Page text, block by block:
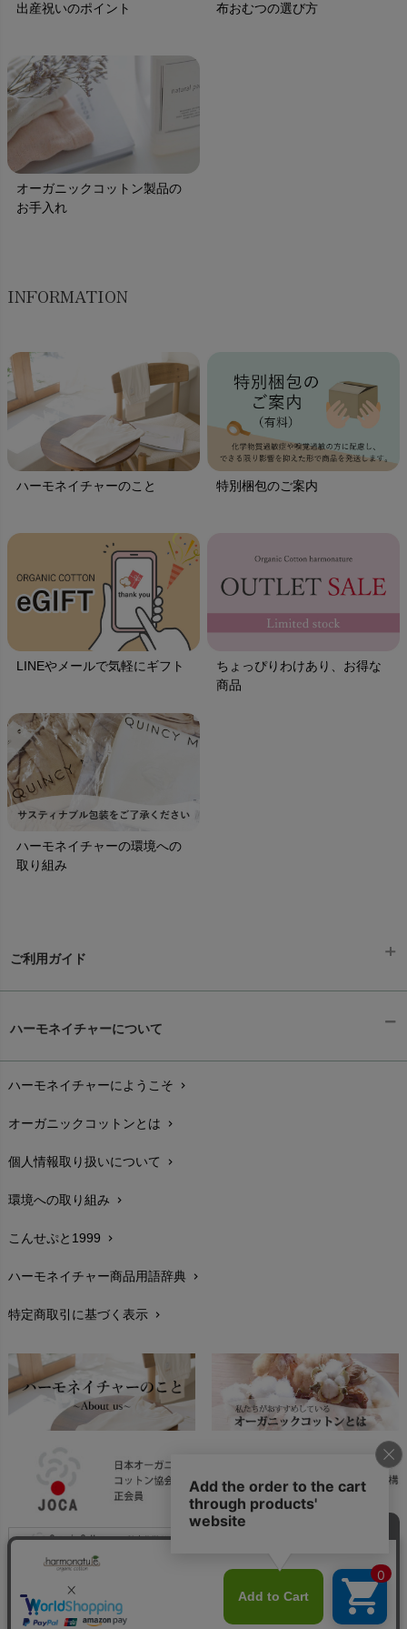
出産祝いのポイント 布おむつの選び方
オーガニックコットン製品の
お手入れ
INFORMATION
ハーモネイチャーのこと 特別梱包のご案内
LINEやメールで気軽にギフト
ちょっぴりわけあり、お得な
商品
ハーモネイチャーの環境への
取り組み
ご利用ガイド
配送と送料chevron_right
在庫状況と発送予定chevron_right
サイズ・寸法chevron_right
生地・素材chevron_right
お手入れについて
レビューを書こうchevron_right
返品交換chevron_right
FAXでのご注文
お問い合わせchevron_right
ハーモネイチャーについて
ハーモネイチャーにようこそ chevron_right
オーガニックコットンとは chevron_right
個人情報取り扱いについて chevron_right
環境への取り組み chevron_right
こんせぷと1999 chevron_right
ハーモネイチャー商品用語辞典 chevron_right
特定商取引に基づく表示 chevron_right